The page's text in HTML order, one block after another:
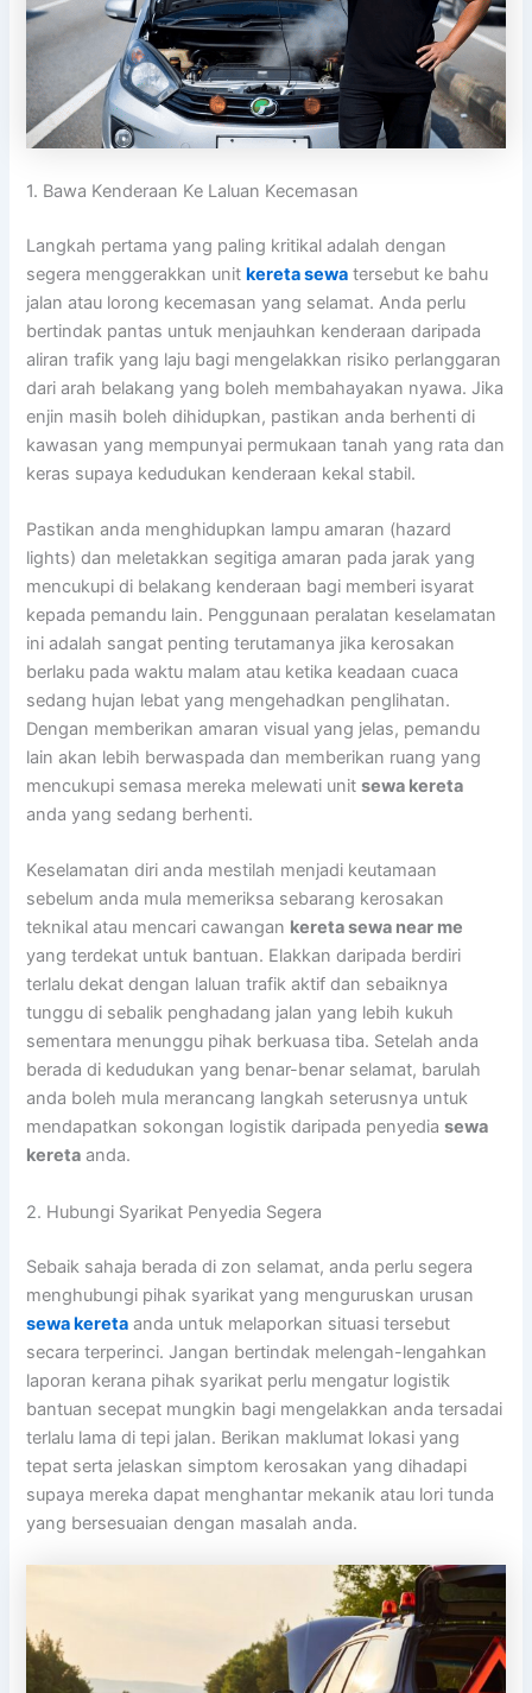
1. Bawa Kenderaan Ke Laluan Kecemasan
Langkah pertama yang paling kritikal adalah dengan
segera menggerakkan unitkereta sewa tersebut ke bahu
jalan atau lorong kecemasan yang selamat. Anda perlu
bertindak pantas untuk menjauhkan kenderaan daripada
aliran trafik yang laju bagi mengelakkan risiko perlanggaran
dari arah belakang yang boleh membahayakan nyawa. Jika
enjin masih boleh dihidupkan, pastikan anda berhenti di
kawasan yang mempunyai permukaan tanah yang rata dan
keras supaya kedudukan kenderaan kekal stabil.
Pastikan anda menghidupkan lampu amaran (hazard
lights) dan meletakkan segitiga amaran pada jarak yang
mencukupi di belakang kenderaan bagi memberi isyarat
kepada pemandu lain. Penggunaan peralatan keselamatan
ini adalah sangat penting terutamanya jika kerosakan
berlaku pada waktu malam atau ketika keadaan cuaca
sedang hujan lebat yang mengehadkan penglihatan.
Dengan memberikan amaran visual yang jelas, pemandu
lain akan lebih berwaspada dan memberikan ruang yang
mencukupi semasa mereka melewati unitsewa kereta
anda yang sedang berhenti.
Keselamatan diri anda mestilah menjadi keutamaan
sebelum anda mula memeriksa sebarang kerosakan
teknikal atau mencari cawangan kereta sewa near me
yang terdekat untuk bantuan. Elakkan daripada berdiri
terlalu dekat dengan laluan trafik aktif dan sebaiknya
tunggu di sebalik penghadang jalan yang lebih kukuh
sementara menunggu pihak berkuasa tiba. Setelah anda
berada di kedudukan yang benar-benar selamat, barulah
anda boleh mula merancang langkah seterusnya untuk
mendapatkan sokongan logistik daripada penyediasewa
kereta anda.
2. Hubungi Syarikat Penyedia Segera
Sebaik sahaja berada di zon selamat, anda perlu segera
menghubungi pihak syarikat yang menguruskan urusan
sewa kereta anda untuk melaporkan situasi tersebut
secara terperinci. Jangan bertindak melengah-lengahkan
laporan kerana pihak syarikat perlu mengatur logistik
bantuan secepat mungkin bagi mengelakkan anda tersadai
terlalu lama di tepi jalan. Berikan maklumat lokasi yang
tepat serta jelaskan simptom kerosakan yang dihadapi
supaya mereka dapat menghantar mekanik atau lori tunda
yang bersesuaian dengan masalah anda.